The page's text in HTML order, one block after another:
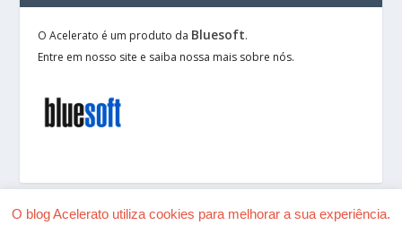
O Acelerato é um produto da Bluesoft.
Entre em nosso site e saiba nossa mais sobre nós.
O blog Acelerato utiliza cookies para melhorar a sua experiência.